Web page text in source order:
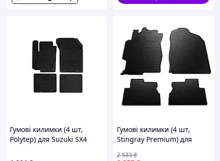
Гумові килимки (4 шт,
Polytep) для Suzuki SX4
Гумові килимки (4 шт,
Stingray Premium) для
2 533₴